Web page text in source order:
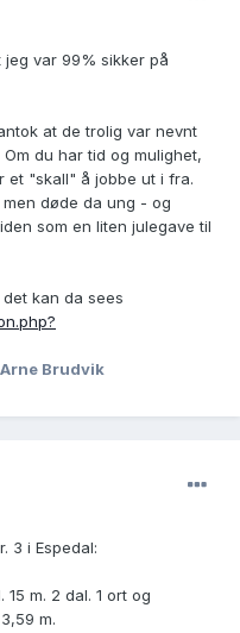
var 99% sikker på
at de trolig var nevnt
du har tid og mulighet,
et "skall" å jobbe ut i fra.
døde da ung - og
som en liten julegave til
kan da sees
Brudvik
3 i Espedal:
15 m. 2 dal. 1 ort og
m.